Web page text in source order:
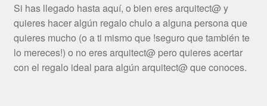
Si has llegado hasta aquí, o bien eres arquitect@ y
quieres hacer algún regalo chulo a alguna persona que
quieres mucho (o a ti mismo que !seguro que también te
lo mereces!) o no eres arquitect@ pero quieres acertar
con el regalo ideal para algún arquitect@ que conoces.